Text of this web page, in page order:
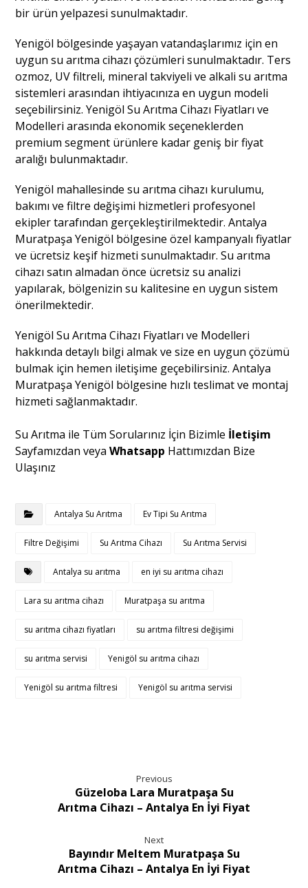
bir ürün yelpazesi sunulmaktadır.
Yenigöl bölgesinde yaşayan vatandaşlarımız için en
uygun su arıtma cihazı çözümleri sunulmaktadır. Ters
ozmoz, UV filtreli, mineral takviyeli ve alkali su arıtma
sistemleri arasından ihtiyacınıza en uygun modeli
seçebilirsiniz. Yenigöl Su Arıtma Cihazı Fiyatları ve
Modelleri arasında ekonomik seçeneklerden
premium segment ürünlere kadar geniş bir fiyat
aralığı bulunmaktadır.
Yenigöl mahallesinde su arıtma cihazı kurulumu,
bakımı ve filtre değişimi hizmetleri profesyonel
ekipler tarafından gerçekleştirilmektedir. Antalya
Muratpaşa Yenigöl bölgesine özel kampanyalı fiyatlar
ve ücretsiz keşif hizmeti sunulmaktadır. Su arıtma
cihazı satın almadan önce ücretsiz su analizi
yapılarak, bölgenizin su kalitesine en uygun sistem
önerilmektedir.
Yenigöl Su Arıtma Cihazı Fiyatları ve Modelleri
hakkında detaylı bilgi almak ve size en uygun çözümü
bulmak için hemen iletişime geçebilirsiniz. Antalya
Muratpaşa Yenigöl bölgesine hızlı teslimat ve montaj
hizmeti sağlanmaktadır.
Su Arıtma ile Tüm Sorularınız İçin Bizimle İletişim
Sayfamızdan veyaWhatsapp Hattımızdan Bize
Ulaşınız
Antalya Su Arıtma Ev Tipi Su Arıtma
Filtre Değişimi Su Arıtma Cihazı Su Arıtma Servisi
Antalya su arıtma en iyi su arıtma cihazı
Lara su arıtma cihazı Muratpaşa su arıtma
su arıtma cihazı fiyatları su arıtma filtresi değişimi
su arıtma servisi Yenigöl su arıtma cihazı
Yenigöl su arıtma filtresi Yenigöl su arıtma servisi
Previous
Güzeloba Lara Muratpaşa Su
Arıtma Cihazı – Antalya En İyi Fiyat
Next
Bayındır Meltem Muratpaşa Su
Arıtma Cihazı – Antalya En İyi Fiyat